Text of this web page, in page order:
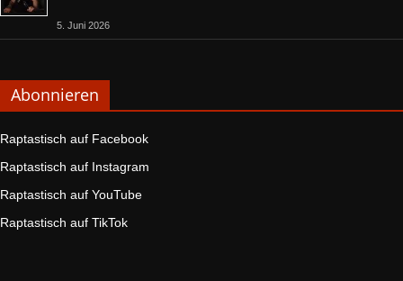
5. Juni 2026
Abonnieren
Raptastisch auf Facebook
Raptastisch auf Instagram
Raptastisch auf YouTube
Raptastisch auf TikTok